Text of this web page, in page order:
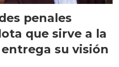
penales
que sirve a la
su visión